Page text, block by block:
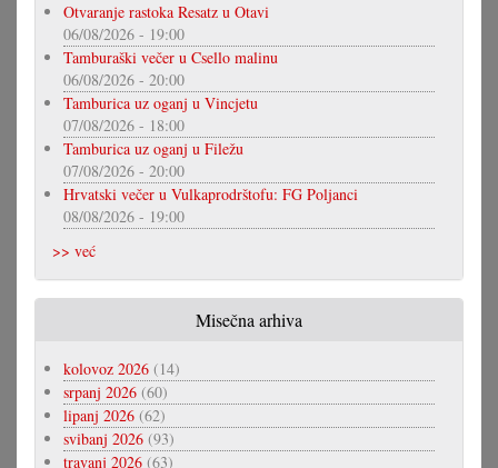
Otvaranje rastoka Resatz u Otavi
06/08/2026 - 19:00
Tamburaški večer u Csello malinu
06/08/2026 - 20:00
Tamburica uz oganj u Vincjetu
07/08/2026 - 18:00
Tamburica uz oganj u Filežu
07/08/2026 - 20:00
Hrvatski večer u Vulkaprodrštofu: FG Poljanci
08/08/2026 - 19:00
>> već
Misečna arhiva
kolovoz 2026 (14)
srpanj 2026 (60)
lipanj 2026 (62)
svibanj 2026 (93)
travanj 2026 (63)